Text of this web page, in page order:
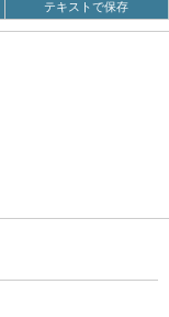
テキストで保存